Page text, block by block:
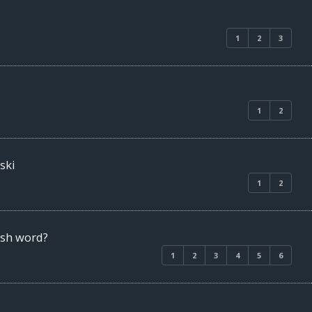
1 2 3
1 2
1 2
word?
1 2 3 4 5 6